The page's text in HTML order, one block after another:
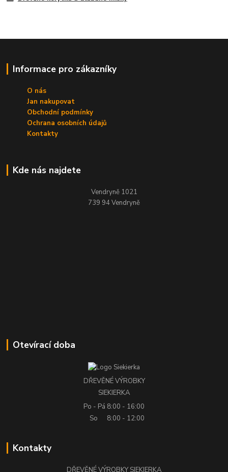
Informace pro zákazníky
O nás
Jan nakupovat
Obchodní podmínky
Ochrana osobních údajů
Kontakty
Kde nás najdete
Vendryně 1021
739 94 Vendryně
Otevírací doba
DŘEVĚNÉ VÝROBKY
SIEKIERKA
Po - Pá 8:00 - 16:00
So
8:00 - 12:00
Kontakty
DŘEVĚNÉ VÝROBKY SIEKIERKA